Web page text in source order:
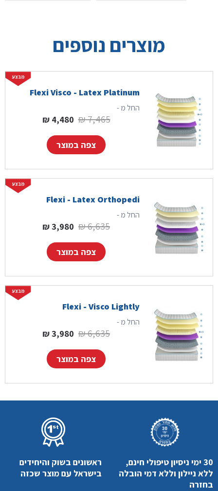
מוצרים נוספים
Flexi Visco - Latex Platinum
החל מ -
7,465
₪ המחיר המקורי היה: 7,465 ₪.
4,480
₪
צפה במוצר
Flexi - Latex Orthopedi
החל מ -
6,635
₪ המחיר המקורי היה: 6,635 ₪.
3,980
₪
צפה במוצר
Flexi - Visco Lightly
החל מ -
6,635
₪ המחיר המקורי היה: 6,635 ₪.
3,980
₪
צפה במוצר
30 ימי ניסיון טיפולי חינם,
ללא ניילון וללא דמי הובלה
בחזרה
ראשונים בשוק והיחידים
בישראל עם מוצר שכזה